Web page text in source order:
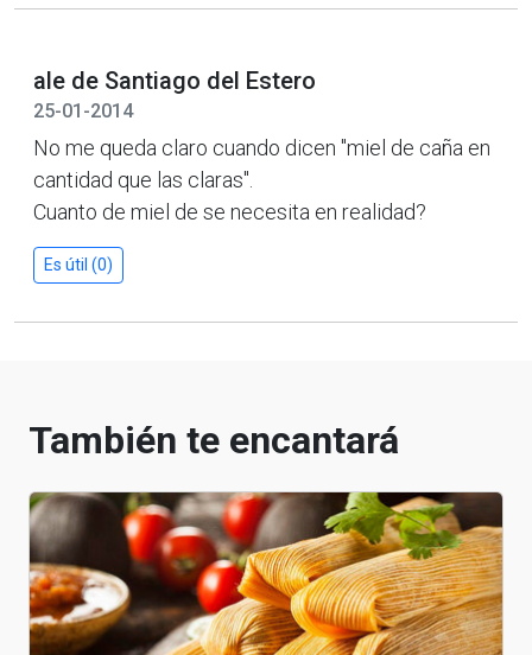
ale de Santiago del Estero
25-01-2014
No me queda claro cuando dicen "miel de caña en
cantidad que las claras".
Cuanto de miel de se necesita en realidad?
Es útil (0)
También te encantará